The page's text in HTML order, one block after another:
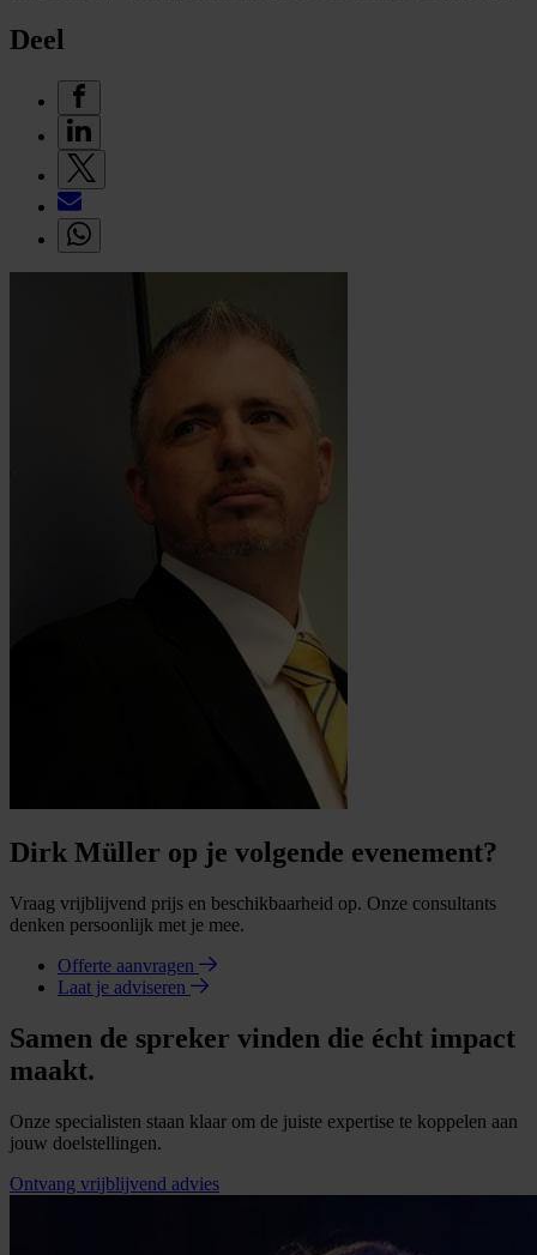
Deel
Dirk Müller op je volgende evenement?
Vraag vrijblijvend prijs en beschikbaarheid op. Onze consultants
denken persoonlijk met je mee.
Offerte aanvragen
Laat je adviseren
Samen de spreker vinden die écht impact
maakt.
Onze specialisten staan klaar om de juiste expertise te koppelen aan
jouw doelstellingen.
Ontvang vrijblijvend advies